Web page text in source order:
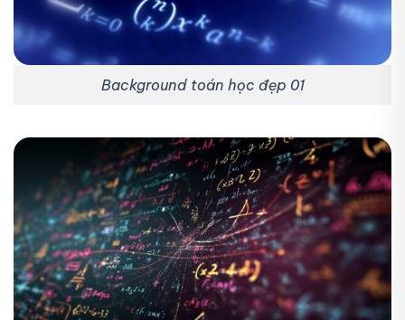
Background toán học đẹp 01